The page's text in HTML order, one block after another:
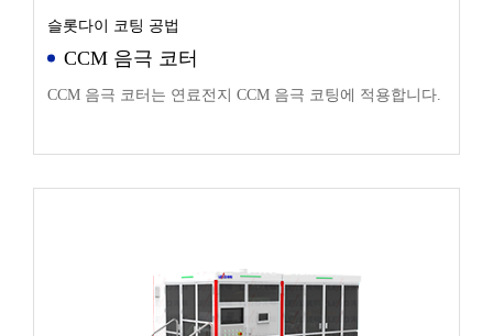
슬롯다이 코팅 공법
CCM 음극 코터
CCM 음극 코터는 연료전지 CCM 음극 코팅에 적용합니다.